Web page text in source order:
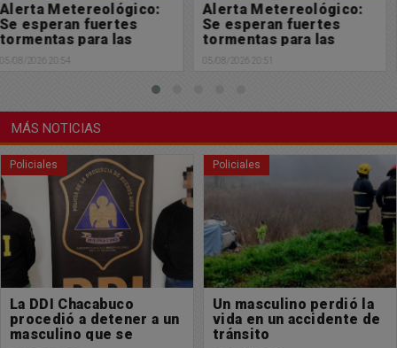
Alerta Metereológico:
Se esperan fuertes
tormentas para las
próximas horas
05/08/2026 20:51
Solicitada: En defensa
de la Ley de Tierras y de
la soberanía nacional
05/08/2026 18:32
MÁS NOTICIAS
Policiales
Un masculino perdió la
vida en un accidente de
tránsito
Buen día Chacabuco
Muy feliz domingo para
tod@s
02/08/2026 08:58